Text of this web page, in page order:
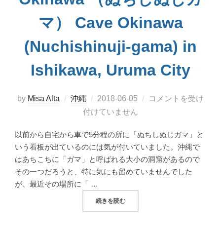
マ） Cave Okinawa
(Nuchishinuji-gama) in
Ishikawa, Uruma City
by Misa Alta 沖縄
投
稿
2018-06-05
コメントを受け
付けていません
以前から自宅から車で5分程の所に「ぬちしぬじガマ」と
いう看板が出ているのには気が付いていました。沖縄で
はあちこちに「ガマ」と呼ばれる大小の洞窟があるので
その一つだろうと、特に気にも留めていませんでした
が、最近その場所に「 …
続きを読む“雨ニモマケズ風ニモマケズ営業中